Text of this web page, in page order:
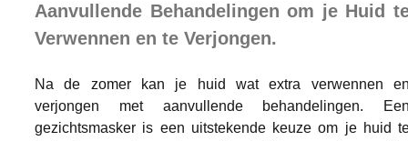
Aanvullende Behandelingen om je Huid
Verwennen en te Verjongen.
Na de zomer kan je huid wat extra verwennen
verjongen met aanvullende behandelingen.
gezichtsmasker is een uitstekende keuze om je huid